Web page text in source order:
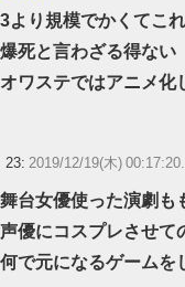
3より規模でかくてこ
爆死と言わざる得ない
オワステではアニメ化
23: 2019/12/19(木)
舞台女優使った演劇も
声優にコスプレさせて
何で元になるゲームを